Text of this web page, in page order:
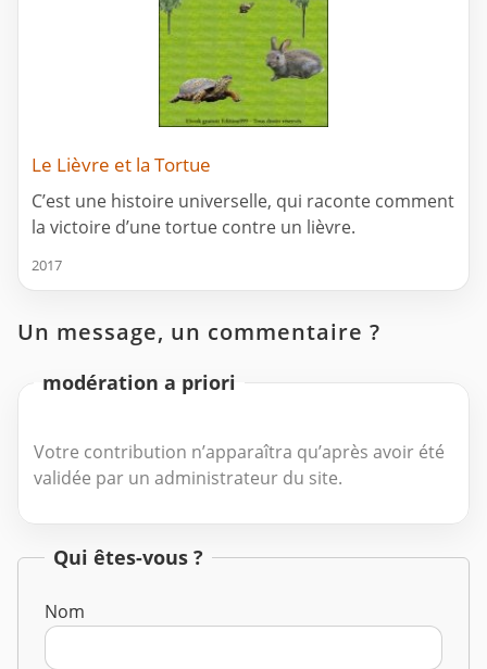
Le Lièvre et la Tortue
C’est une histoire universelle, qui raconte comment
la victoire d’une tortue contre un lièvre.
2017
Un message, un commentaire ?
modération a priori
Votre contribution n’apparaîtra qu’après avoir été
validée par un administrateur du site.
Qui êtes-vous ?
Nom